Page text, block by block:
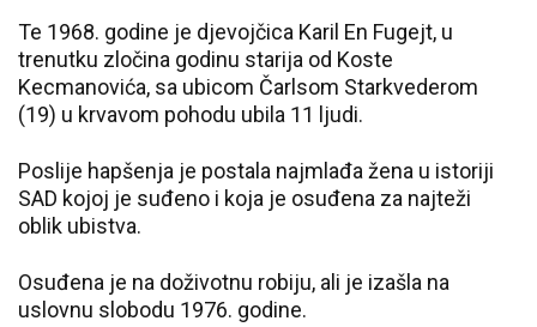
Te 1968. godine je djevojčica Karil En Fugejt, u
trenutku zločina godinu starija od Koste
Kecmanovića, sa ubicom Čarlsom Starkvederom
(19) u krvavom pohodu ubila 11 ljudi.
Poslije hapšenja je postala najmlađa žena u istoriji
SAD kojoj je suđeno i koja je osuđena za najteži
oblik ubistva.
Osuđena je na doživotnu robiju, ali je izašla na
uslovnu slobodu 1976. godine.